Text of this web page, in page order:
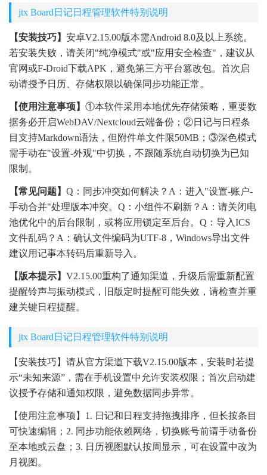
jtx Board日记日程管理软件特别说明
【安装技巧】 安卓V2.15.00版本需Android 8.0及以上系统。
若安装失败，请关闭"纯净模式"或"应用安全检查"，建议从
官网或F-Droid下载APK，避免第三方平台篡改包。首次启
动请授予日历、存储权限以确保同步功能正常。
【使用注意事项】 ①本软件采用本地优先存储策略，重要数
据务必开启WebDAV/Nextcloud云端备份；②日记与日程条
目支持Markdown语法，但附件单文件限50MB；③深色模式
需手动在"设置-外观"中切换，不跟随系统自动切换为已知
限制。
【常见问题】 Q：同步冲突如何解决？A：进入"设置-账户-
手动合并"处理版本冲突。Q：小组件不刷新？A：请关闭电
池优化中的后台限制，或将应用锁定至后台。Q：导入ICS
文件乱码？A：确认文件编码为UTF-8，Windows导出文件
建议用记事本转码后重新导入。
【版本提示】 V2.15.00重构了通知渠道，升级后需重新配置
提醒铃声与振动模式，旧版定时提醒可能失效，请检查并重
建关键日程提醒。
jtx Board日记日程管理软件特别说明
【安装技巧】请从官方渠道下载V2.15.00版本，安装时若提
示“未知来源”，需在手机设置中允许安装权限；首次启动建
议授予存储和通知权限，避免数据同步异常。
【使用注意事项】1. 日记和日程支持拖拽排序，但长按条目
可快速编辑；2. 同步功能依赖网络，切换账号前请手动备份
至本地或云盘；3. 日历视图默认按周显示，可在设置中改为
月视图。